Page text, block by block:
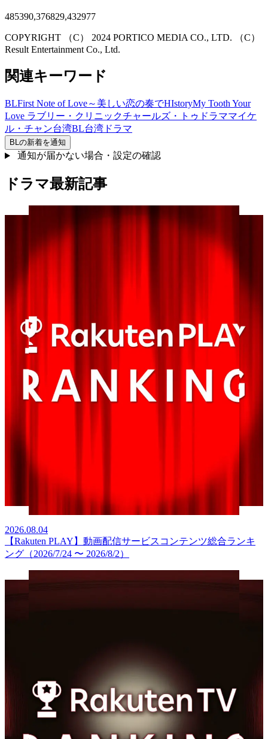
485390,376829,432977
COPYRIGHT （C） 2024 PORTICO MEDIA CO., LTD. （C）
Result Entertainment Co., Ltd.
関連キーワード
BLFirst Note of Love～美しい恋の奏でHIstoryMy Tooth Your
Love ラブリー・クリニックチャールズ・トゥ ドラママイケ
ル・チャン台湾BL台湾ドラマ
BLの新着を通知
通知が届かない場合・設定の確認
ドラマ最新記事
2026.08.04
【Rakuten PLAY】動画配信サービスコンテンツ総合ランキ
ング（2026/7/24 〜 2026/8/2）